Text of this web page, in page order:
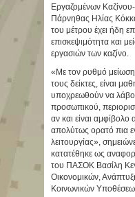
Εργαζομένων
Πάρνηθας Ηλίας
του μέτρου έχει ήδη
επισκεψιμότητα και
εργασιών των καζίνο.
«Με τον ρυθμό
τους δείκτες, είναι
υποχρεωθούν να
προσωπικού,
αν και είναι αμφίβολο
απολύτως ορατό πια
λειτουργίας»,
κατατέθηκε ως
του ΠΑΣΟΚ Βασίλη
Οικονομικών,
Κοινωνικών